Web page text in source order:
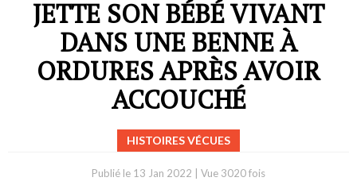
JETTE SON BÉBÉ VIVANT
DANS UNE BENNE À
ORDURES APRÈS AVOIR
ACCOUCHÉ
HISTOIRES VÉCUES
Publié le 13 Jan 2022 Vue 3020 fois